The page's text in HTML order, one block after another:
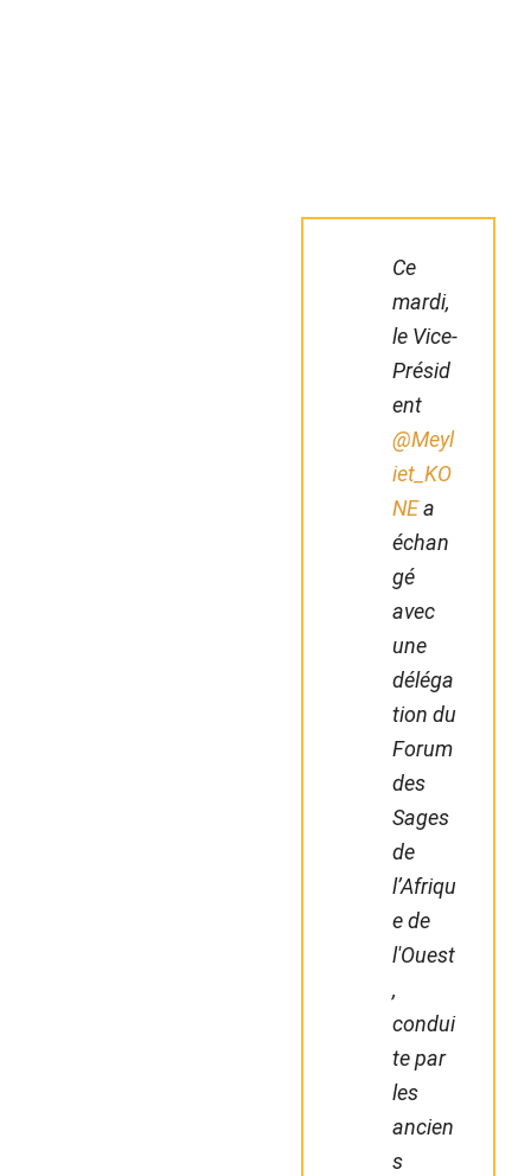
Ce
mardi,
le Vice-
Présid
ent
@Meyl
iet_KO
NEa
échan
gé
avec
une
déléga
tion du
Forum
des
Sages
de
l’Afriqu
e de
l'Ouest
,
condui
te par
les
ancien
s